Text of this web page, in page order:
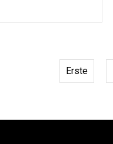
Erste